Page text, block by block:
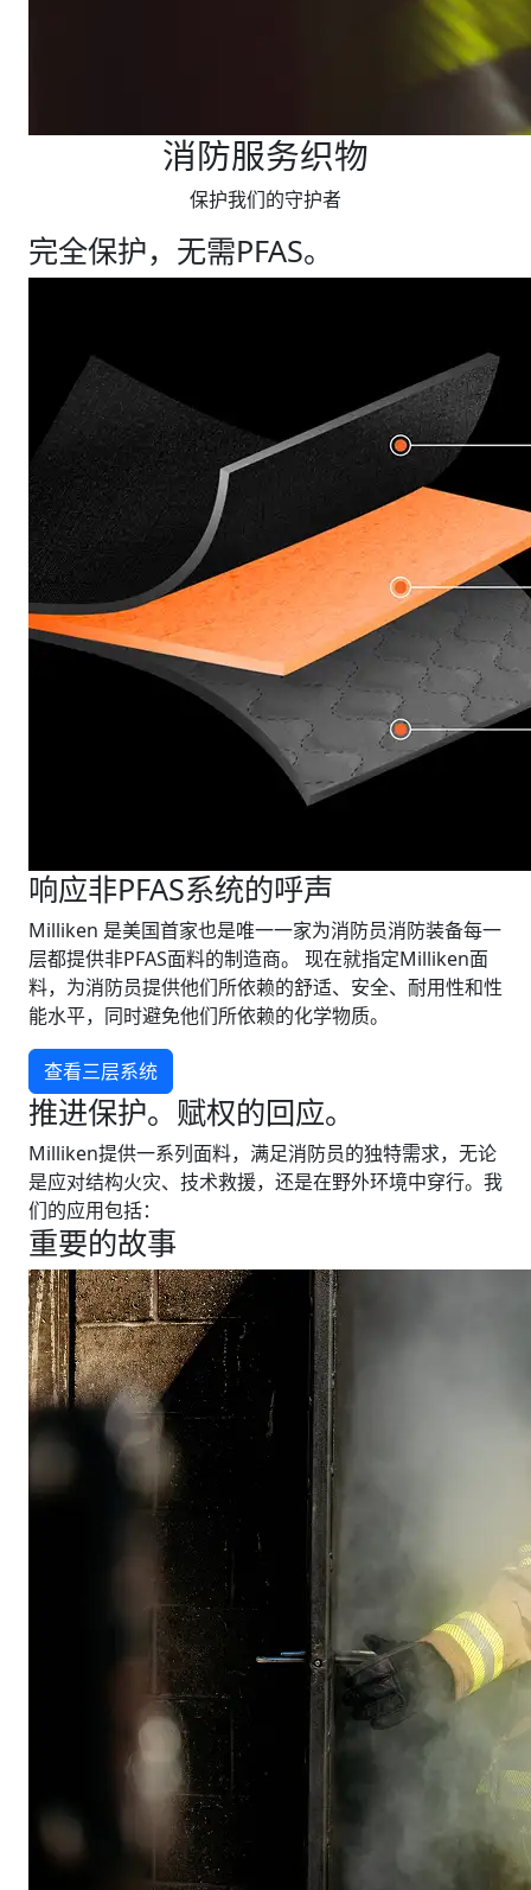
消防服务织物
保护我们的守护者
完全保护，无需PFAS。
响应非PFAS系统的呼声
Milliken 是美国首家也是唯一一家为消防员消防装备每一
层都提供非PFAS面料的制造商。 现在就指定Milliken面
料，为消防员提供他们所依赖的舒适、安全、耐用性和性
能水平，同时避免他们所依赖的化学物质。
查看三层系统
推进保护。赋权的回应。
Milliken提供一系列面料，满足消防员的独特需求，无论
是应对结构火灾、技术救援，还是在野外环境中穿行。我
们的应用包括：
重要的故事